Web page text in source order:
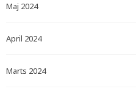
Maj 2024
April 2024
Marts 2024